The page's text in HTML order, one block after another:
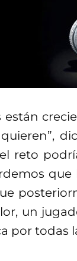
están
reto
que
un
por todas